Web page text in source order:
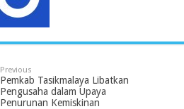
Previous
Pemkab Tasikmalaya Libatkan
Pengusaha dalam Upaya
Penurunan Kemiskinan